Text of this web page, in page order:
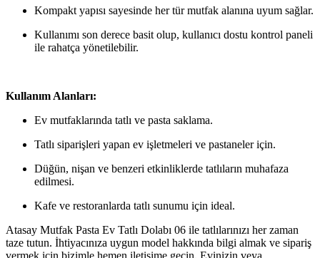
Kompakt yapısı sayesinde her tür mutfak alanına uyum sağlar.
Kullanımı son derece basit olup, kullanıcı dostu kontrol paneli
ile rahatça yönetilebilir.
Kullanım Alanları:
Ev mutfaklarında tatlı ve pasta saklama.
Tatlı siparişleri yapan ev işletmeleri ve pastaneler için.
Düğün, nişan ve benzeri etkinliklerde tatlıların muhafaza
edilmesi.
Kafe ve restoranlarda tatlı sunumu için ideal.
Atasay Mutfak Pasta Ev Tatlı Dolabı 06 ile tatlılarınızı her zaman
taze tutun. İhtiyacınıza uygun model hakkında bilgi almak ve sipariş
vermek için bizimle hemen iletişime geçin. Evinizin veya